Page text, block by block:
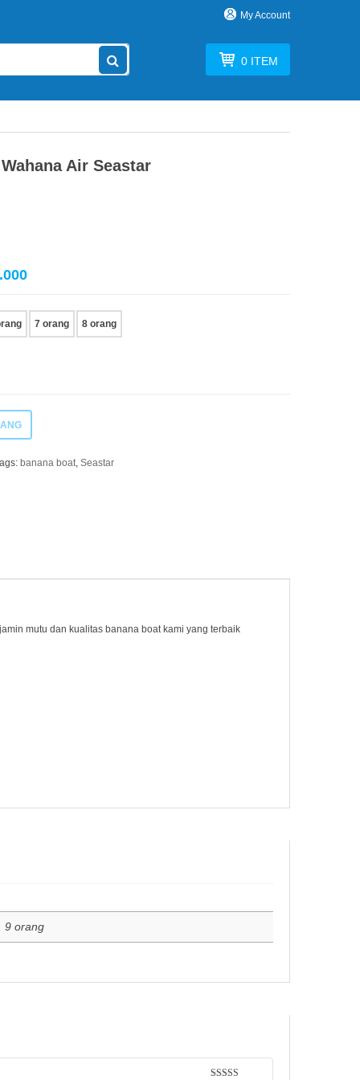
My Account
0 ITEM
Air Seastar
7 orang 8 orang
banana boat, Seastar
mutu dan kualitas banana boat kami yang terbaik
9 orang